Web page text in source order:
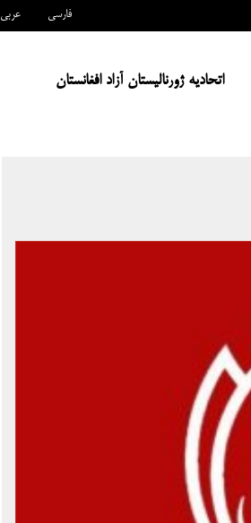
عربی فارسی
اتحادیه ژورنالیستان آزاد افغانستان